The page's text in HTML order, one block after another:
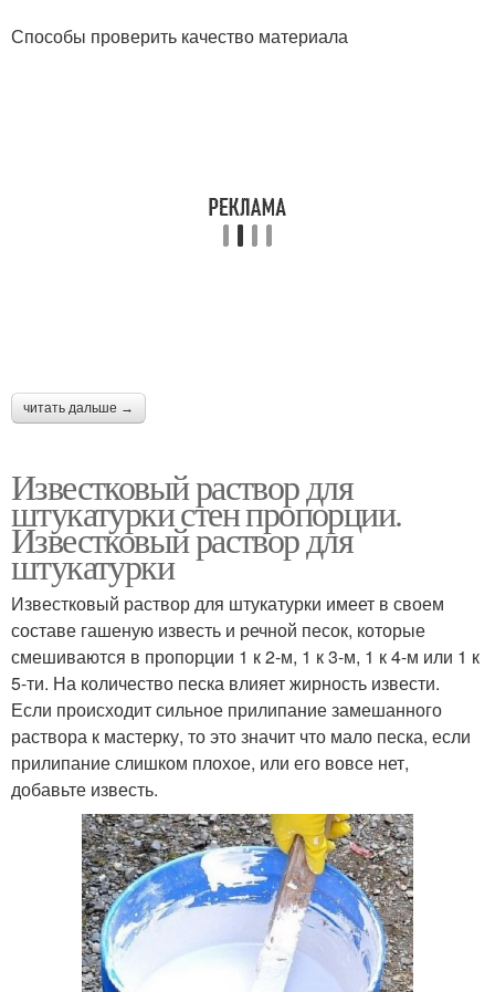
Способы проверить качество материала
читать дальше →
Известковый раствор для
штукатурки стен пропорции.
Известковый раствор для
штукатурки
Известковый раствор для штукатурки имеет в своем
составе гашеную известь и речной песок, которые
смешиваются в пропорции 1 к 2-м, 1 к 3-м, 1 к 4-м или 1 к
5-ти. На количество песка влияет жирность извести.
Если происходит сильное прилипание замешанного
раствора к мастерку, то это значит что мало песка, если
прилипание слишком плохое, или его вовсе нет,
добавьте известь.